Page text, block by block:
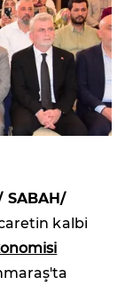
SABAH/
kalbi